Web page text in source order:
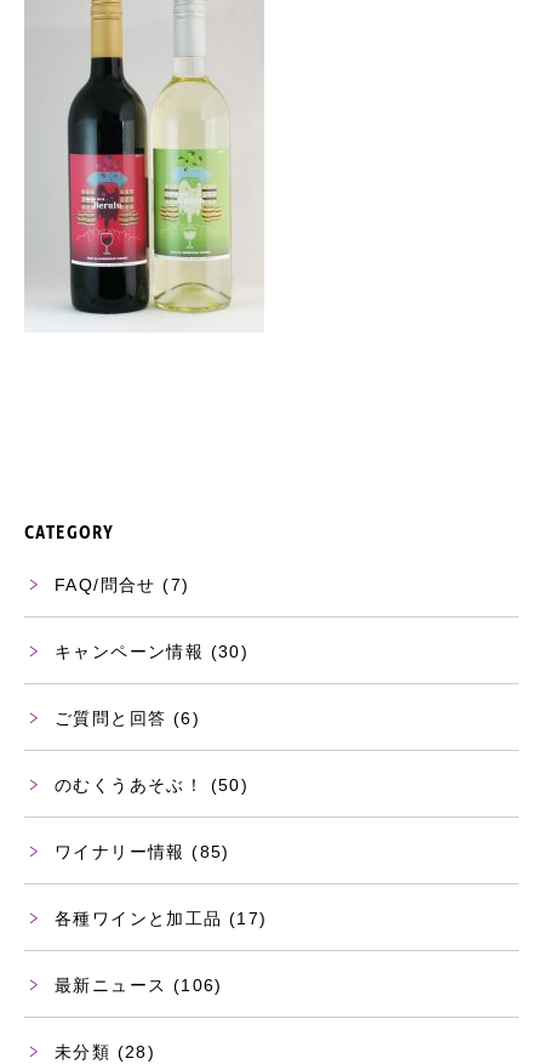
CATEGORY
FAQ/問合せ (7)
キャンペーン情報 (30)
ご質問と回答 (6)
のむくうあそぶ！ (50)
ワイナリー情報 (85)
各種ワインと加工品 (17)
最新ニュース (106)
未分類 (28)